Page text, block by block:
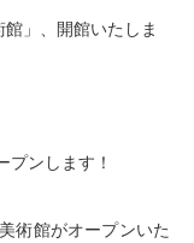
」、開館いたしま
プンします！
術館がオープンいた